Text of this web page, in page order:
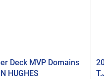
Deck MVP Domains
HUGHES